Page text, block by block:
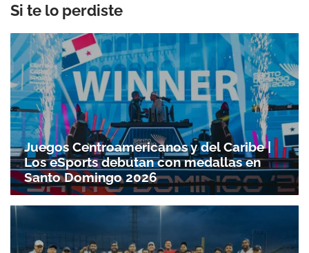
Si te lo perdiste
Juegos Centroamericanos y del Caribe |
Los eSports debutan con medallas en
Santo Domingo 2026